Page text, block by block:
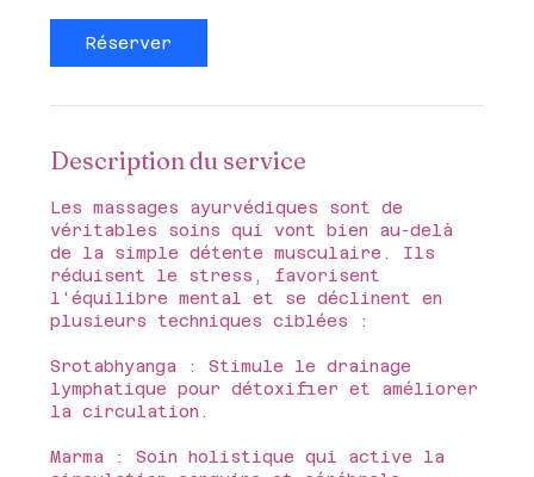
Réserver
Description du service
Les massages ayurvédiques sont de
véritables soins qui vont bien au-delà
de la simple détente musculaire. Ils
réduisent le stress, favorisent
l'équilibre mental et se déclinent en
plusieurs techniques ciblées :
Srotabhyanga : Stimule le drainage
lymphatique pour détoxifier et améliorer
la circulation.
Marma : Soin holistique qui active la